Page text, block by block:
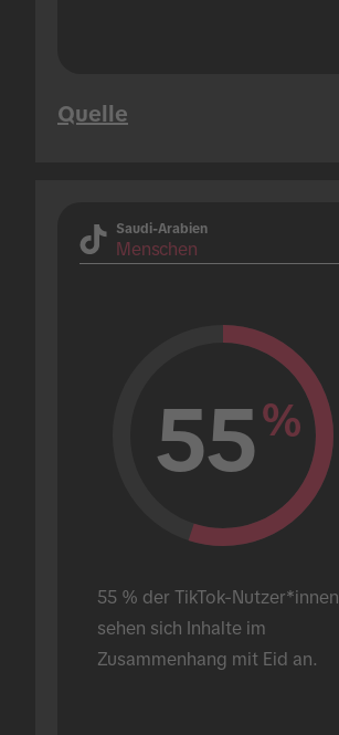
Quelle
Saudi-Arabien
Menschen
55%
55 % der TikTok-Nutzer*innen
sehen sich Inhalte im
Zusammenhang mit Eid an.